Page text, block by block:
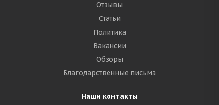
Отзывы
Статьи
Политика
Вакансии
Обзоры
Благодарственные письма
Наши контакты